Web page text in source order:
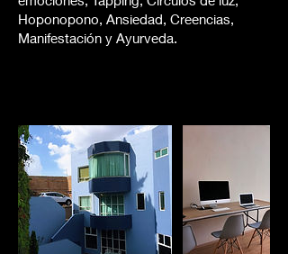
Hoponopono, Ansiedad, Creencias,
Manifestación y Ayurveda.